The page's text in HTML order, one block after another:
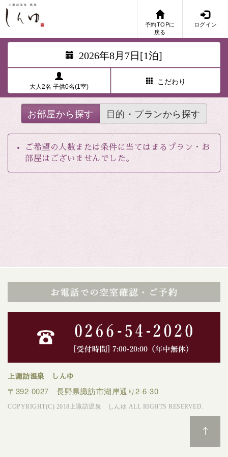
予約TOPに
戻る
ログイン
2026年8月7日[1泊]
大人2名 子供0名(1室)
こだわり
お部屋から探す 目的・プランから探す
ご希望の人数または条件に当てはまるプラン・お
部屋はございませんでした。
上諏訪温泉 しんゆ
〒392-0027 長野県諏訪市湖岸通り2-6-30
COPYRIGHT(C) 2018上諏訪温泉 しんゆ ALL RIGHTS RESERVED.